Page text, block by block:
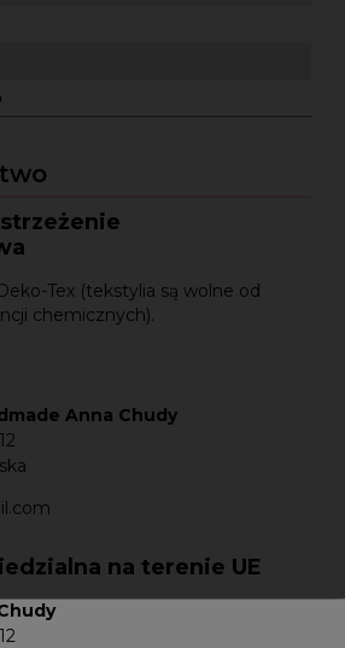
Tex (tekstylia są wolne od
chemicznych).
Anna Chudy
na terenie UE